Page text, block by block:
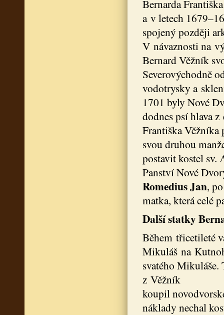
Bernarda
a v letech
spojený později
V návaznosti na
Bernard Věžník
Severovýchodně
vodotrysky a
1701 byly Nové
dodnes psí hlava
Františka Věžníka
svou druhou
postavit kostel sv.
Panství Nové
Romedius Jan,
matka, která celé
Další statky
Během třicetileté
Mikuláš na
svatého
z Věžník
koupil
náklady nechal